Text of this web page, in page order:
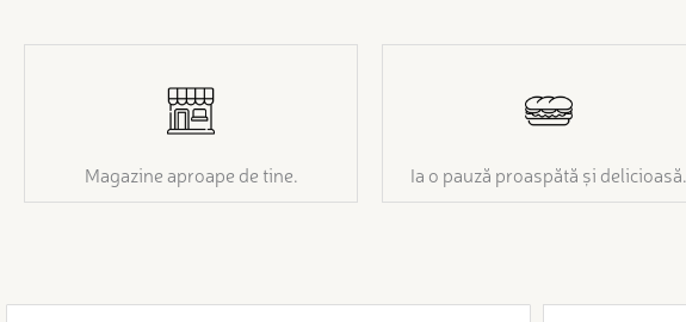
Magazine aproape de tine. Ia o pauză proaspătă și delicioasă.